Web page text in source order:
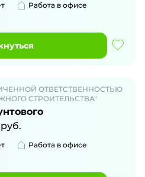
Работа в офисе
ОТВЕТСТВЕННОСТЬЮ
СТРОИТЕЛЬСТВА"
руб.
Работа в офисе